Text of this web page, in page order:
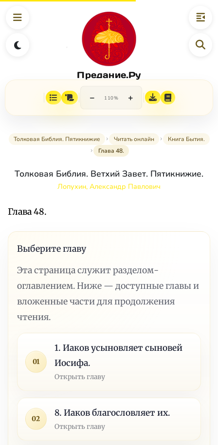
Предание.Ру
− 110% +
Толковая Библия. Пятикнижие Читать онлайн
Книга Бытия.
Глава 48.
Толковая Библия. Ветхий Завет. Пятикнижие.
Лопухин, Александр Павлович
Глава 48.
Выберите главу
Эта страница служит разделом-
оглавлением. Ниже — доступные главы и
вложенные части для продолжения
чтения.
01
1. Иаков усыновляет сыновей
Иосифа.
Открыть главу
02
8. Иаков благословляет их.
Открыть главу